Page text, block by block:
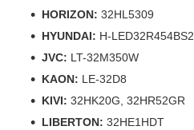
HORIZON: 32HL5309
HYUNDAI: H-LED32R454BS2
JVC: LT-32M350W
KAON: LE-32D8
KIVI: 32HK20G, 32HR52GR
LIBERTON: 32HE1HDT